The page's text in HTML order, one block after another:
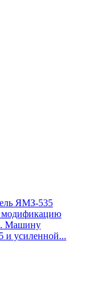
ЯМЗ-535
модификацию
Машину
и усиленной...